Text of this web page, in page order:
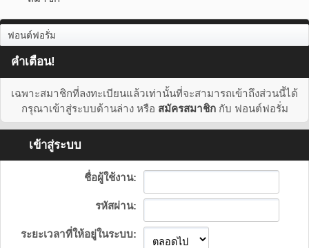
ฟอนต์ฟอรั่ม
คำเตือน!
เฉพาะสมาชิกที่ลงทะเบียนแล้วเท่านั้นที่จะสามารถเข้าถึงส่วนนี้ได้
กรุณาเข้าสู่ระบบด้านล่าง หรือ สมัครสมาชิกกับ ฟอนต์ฟอรั่ม
เข้าสู่ระบบ
ชื่อผู้ใช้งาน:
รหัสผ่าน:
ระยะเวลาที่ให้อยู่ในระบบ: